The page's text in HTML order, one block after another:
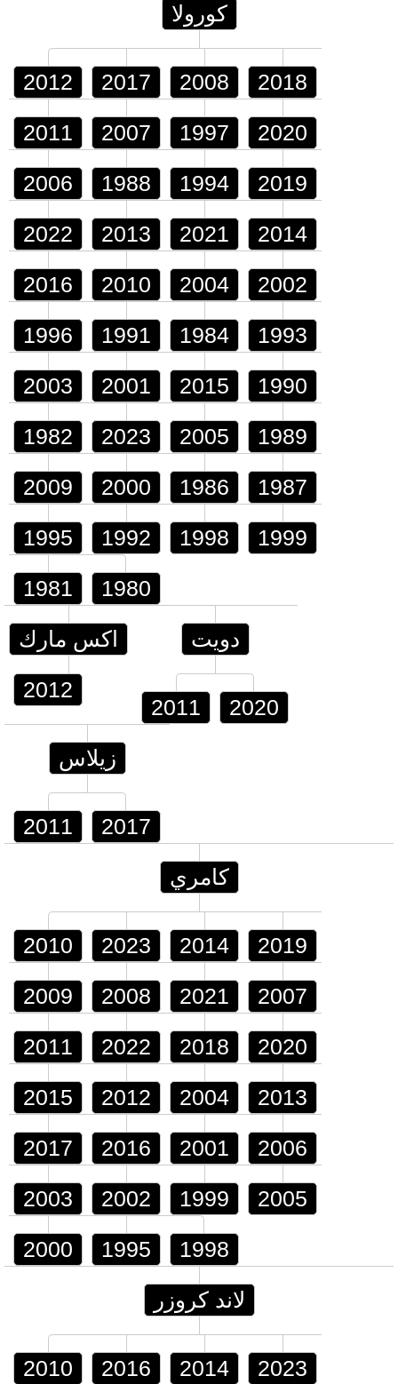
كورولا
2012 2017 2008 2018
2011 2007 1997 2020
2006 1988 1994 2019
2022 2013 2021 2014
2016 2010 2004 2002
1996 1991 1984 1993
2003 2001 2015 1990
1982 2023 2005 1989
2009 2000 1986 1987
1995 1992 1998 1999
1981 1980
اكس مارك
2012
دويت
2011 2020
زيلاس
2011 2017
كامري
2010 2023 2014 2019
2009 2008 2021 2007
2011 2022 2018 2020
2015 2012 2004 2013
2017 2016 2001 2006
2003 2002 1999 2005
2000 1995 1998
لاند كروزر
2010 2016 2014 2023